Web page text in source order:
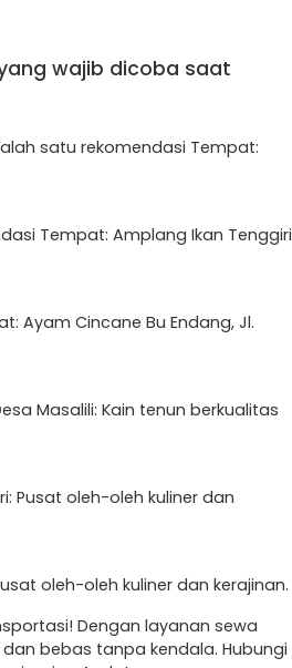
wajib dicoba saat
satu rekomendasi Tempat:
Tempat: Amplang Ikan Tenggiri
Ayam Cincane Bu Endang, Jl.
Masalili: Kain tenun berkualitas
Pusat oleh-oleh kuliner dan
oleh-oleh kuliner dan kerajinan.
Dengan layanan sewa
bebas tanpa kendala. Hubungi